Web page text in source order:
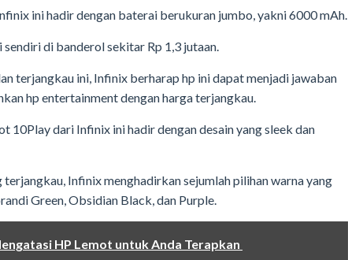
ini hadir dengan baterai berukuran jumbo, yakni 6000 mAh.
di banderol sekitar Rp 1,3 jutaan.
terjangkau ini, Infinix berharap hp ini dapat menjadi jawaban
hp entertainment dengan harga terjangkau.
10Play dari Infinix ini hadir dengan desain yang sleek dan
terjangkau, Infinix menghadirkan sejumlah pilihan warna yang
Green, Obsidian Black, dan Purple.
HP Lemot untuk Anda Terapkan